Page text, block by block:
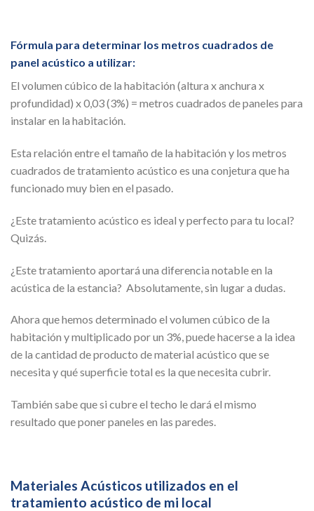
Fórmula para determinar los metros cuadrados de
panel acústico a utilizar:
El volumen cúbico de la habitación (altura x anchura x
profundidad) x 0,03 (3%) = metros cuadrados de paneles para
instalar en la habitación.
Esta relación entre el tamaño de la habitación y los metros
cuadrados de tratamiento acústico es una conjetura que ha
funcionado muy bien en el pasado.
¿Este tratamiento acústico es ideal y perfecto para tu local?
Quizás.
¿Este tratamiento aportará una diferencia notable en la
acústica de la estancia? Absolutamente, sin lugar a dudas.
Ahora que hemos determinado el volumen cúbico de la
habitación y multiplicado por un 3%, puede hacerse a la idea
de la cantidad de producto de material acústico que se
necesita y qué superficie total es la que necesita cubrir.
También sabe que si cubre el techo le dará el mismo
resultado que poner paneles en las paredes.
Materiales Acústicos utilizados en el
tratamiento acústico de mi local